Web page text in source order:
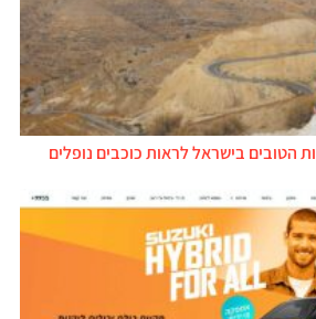
הטובים בישראל לראות כוכבים נופלים